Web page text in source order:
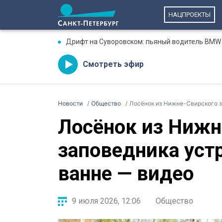
НАЦПРОЕКТЫ
Дрифт на Суворовском: пьяный водитель BMW
Смотреть эфир
Новости Общество Лосёнок из Нижне-Свирского
Лосёнок из
заповедника
ванне — видео
9 июля 2026, 12:06 Общество